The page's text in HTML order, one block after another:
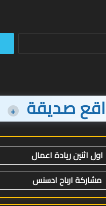
البحث
صديقة +
اول اثنين ريادة اعمال
مشاركة ارباح ادسنس